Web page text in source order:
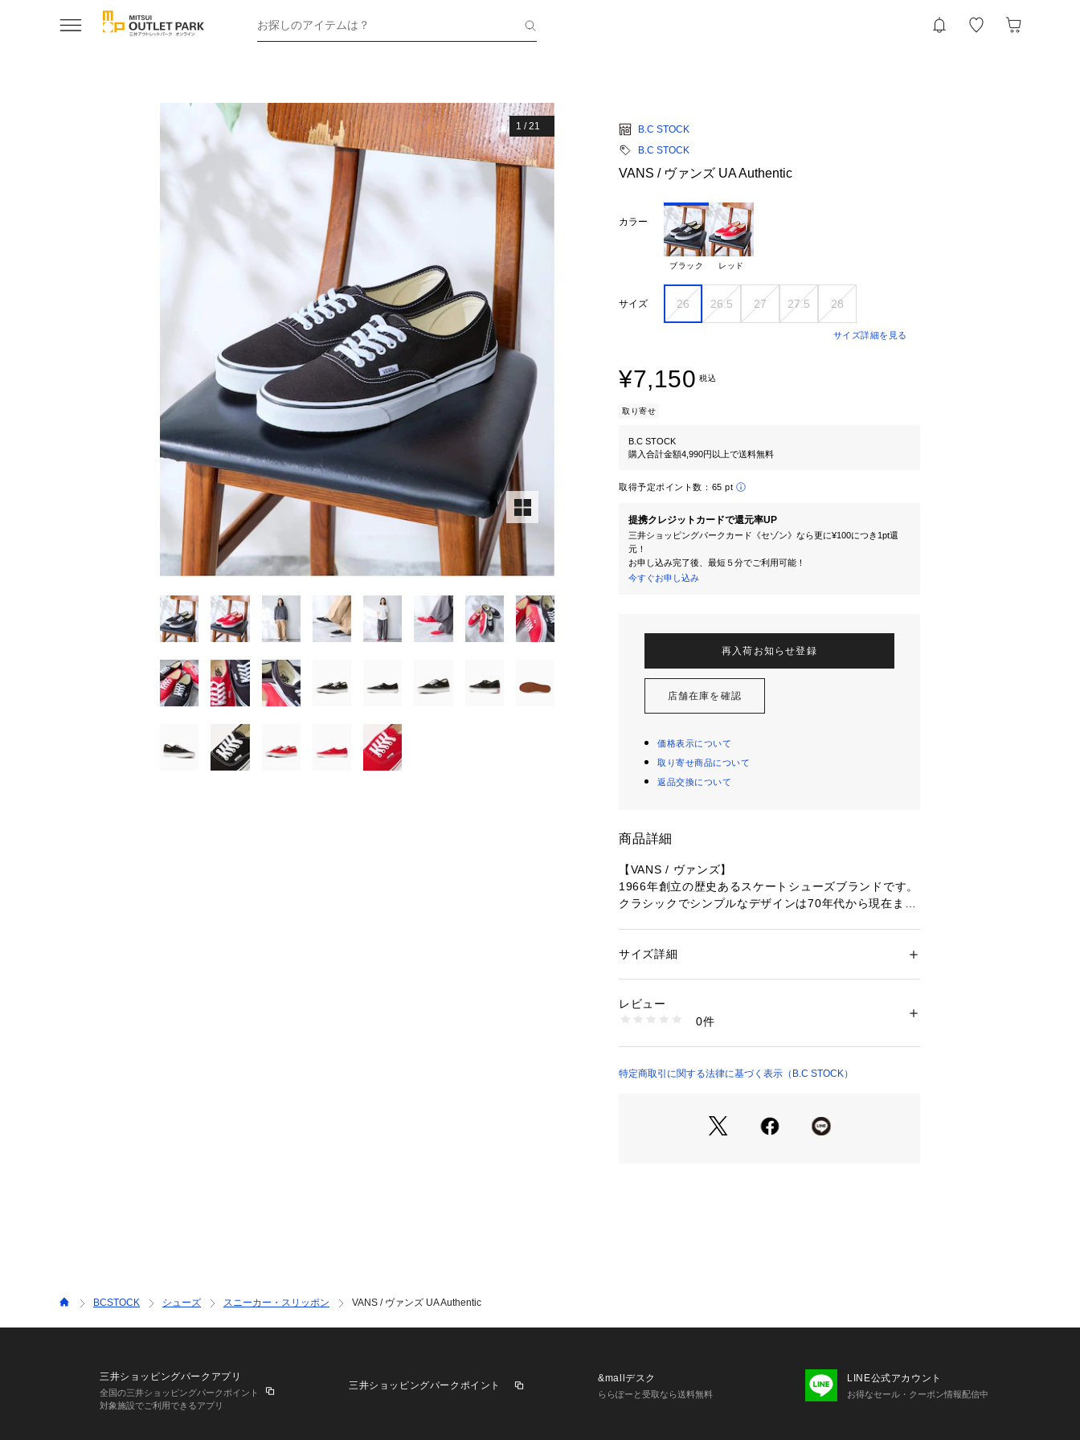
お探しのアイテムは？
1 /21
B.C STOCK
B.C STOCK
VANS / ヴァンズ UA Authentic
カラー
ブラック レッド
サイズ 26 26.5 27 27.5 28
サイズ詳細を見る
¥7,150 税込
取り寄せ
B.C STOCK
購入合計金額4,990円以上で送料無料
取得予定ポイント数： 65 pt
提携クレジットカードで還元率UP
三井ショッピングパークカード《セゾン》なら更に¥100につき1pt還
元！
お申し込み完了後、最短５分でご利用可能！
今すぐお申し込み
再入荷お知らせ登録
店舗在庫を確認
価格表示について
取り寄せ商品について
返品交換について
商品詳細
【VANS / ヴァンズ】
1966年創立の歴史あるスケートシューズブランドです。
クラシックでシンプルなデザインは70年代から現在まで
■カラーについて
レッド (060):RED
弊社販売サイズ名:メーカーサイズ名
※またパソコン・スマートフォンなどの環境により、若
性別：メンズ
商品番号：
26093730001110 （ショップ）
サイズ詳細
レビュー
0件
特定商取引に関する法律に基づく表示（B.C STOCK）
BCSTOCK シューズ スニーカー・スリッポン VANS / ヴァンズ UA Authentic
三井ショッピングパークアプリ
全国の三井ショッピングパークポイント
対象施設でご利用できるアプリ
三井ショッピングパークポイント
&mallデスク
ららぽーと受取なら送料無料
LINE公式アカウント
お得なセール・クーポン情報配信中